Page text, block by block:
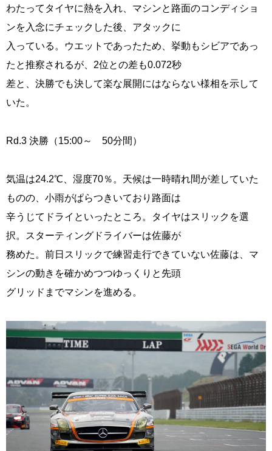
わたってタイヤに熱を入れ、マシンと路面のコンディショ
ンを入念にチェックした後、アタックに
入っている。ウエットであったため、挙動もシビアであっ
たと推察されるが、2位との差も0.072秒
差と、決勝でも決して楽な展開にはならない様相を示して
いた。
Rd.3 決勝（15:00～ 50分間）
気温は24.2℃、湿度70％。天候は一時晴れ間が差していた
ものの、小雨がぱらつきいており路面は
辛うじてドライといったところ。タイヤはスリックを選
択。スターティングドライバーは佐藤が
務めた。前日スリックで練習走行できていない佐藤は、マ
シンの動きを確かめつつゆっくりと先頭
グリッドまでマシンを進める。